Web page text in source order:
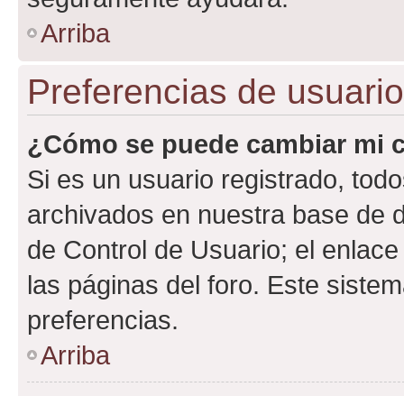
Arriba
Preferencias de
¿Cómo se puede cambiar mi
Si es un usuario registrado,
archivados en nuestra base de
de Control de Usuario; el
las páginas del foro. Este
preferencias.
Arriba